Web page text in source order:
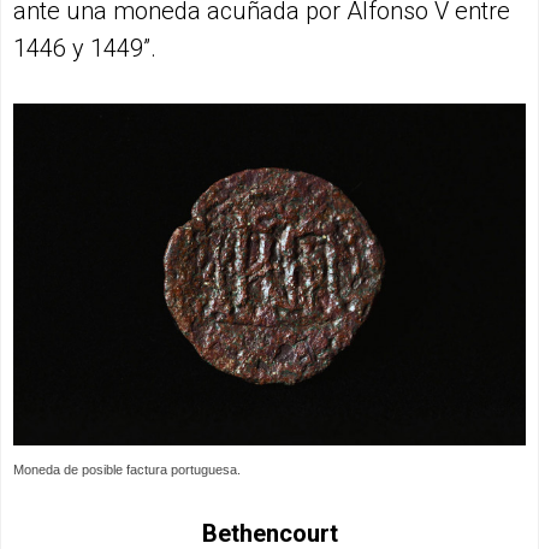
ante una moneda acuñada por Alfonso V entre
1446 y 1449”.
Moneda de posible factura portuguesa.
Bethencourt